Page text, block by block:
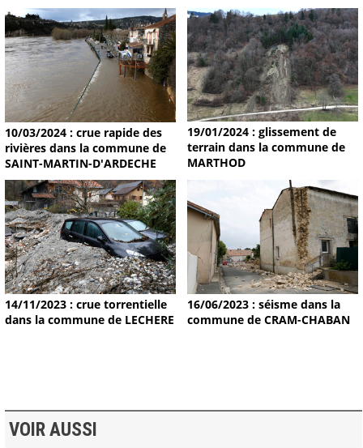
10/03/2024 : crue rapide des
rivières dans la commune de
SAINT-MARTIN-D'ARDECHE
19/01/2024 : glissement de
terrain dans la commune de
MARTHOD
14/11/2023 : crue torrentielle
dans la commune de LECHERE
16/06/2023 : séisme dans la
commune de CRAM-CHABAN
VOIR AUSSI